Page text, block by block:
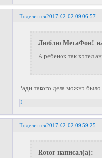
Поделиться2017-02-02 09:06:57
Люблю МегаФон!
А ребенок так хотел
Ради такого дела можно
0
Поделиться2017-02-02 09:59:25
Rotor написал(а):